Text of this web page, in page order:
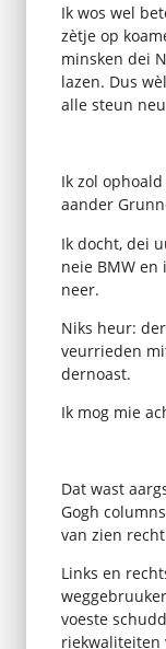
Ik wos wel
zètje op
minsken dei
lazen. Dus
alle steun
Ik zol
aander
Ik docht, dei
neie BMW
neer.
Niks heur:
veurrieden
dernoast.
Ik mog mie
Dat wast
Gogh
van zien
Links en
voeste
riekwaliteiten